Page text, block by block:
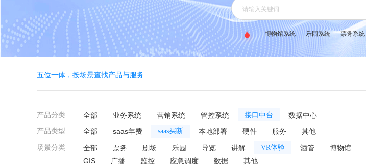
博物馆系统 乐园系统 票务系统
五位一体，按场景查找产品与服务
产品分类 全部 业务系统 营销系统 管控系统 接口中台 数据中心
产品类型 全部 saas年费 saas买断 本地部署 硬件 服务 其他
场景分类 全部 票务 剧场 乐园 导览 讲解 VR体验 酒管 博物馆
GIS
广播 监控 应急调度 数据 其他